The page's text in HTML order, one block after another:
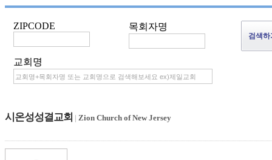
ZIPCODE 목회자명
교회명
시온성성결교회 | Zion Church of New Jersey